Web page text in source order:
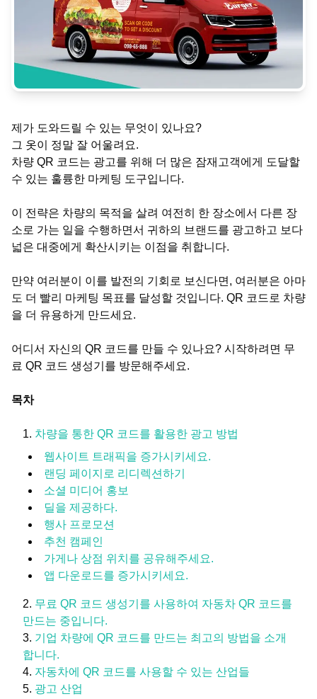
제가 도와드릴 수 있는 무엇이 있나요?
그 옷이 정말 잘 어울려요.
차량 QR 코드는 광고를 위해 더 많은 잠재고객에게 도달할
수 있는 훌륭한 마케팅 도구입니다.
이 전략은 차량의 목적을 살려 여전히 한 장소에서 다른 장
소로 가는 일을 수행하면서 귀하의 브랜드를 광고하고 보다
넓은 대중에게 확산시키는 이점을 취합니다.
만약 여러분이 이를 발전의 기회로 보신다면, 여러분은 아마
도 더 빨리 마케팅 목표를 달성할 것입니다. QR 코드로 차량
을 더 유용하게 만드세요.
어디서 자신의 QR 코드를 만들 수 있나요? 시작하려면 무
료 QR 코드 생성기를 방문해주세요.
목차
차량을 통한 QR 코드를 활용한 광고 방법
웹사이트 트래픽을 증가시키세요.
랜딩 페이지로 리디렉션하기
소셜 미디어 홍보
딜을 제공하다.
행사 프로모션
추천 캠페인
가게나 상점 위치를 공유해주세요.
앱 다운로드를 증가시키세요.
무료 QR 코드 생성기를 사용하여 자동차 QR 코드를
만드는 중입니다.
기업 차량에 QR 코드를 만드는 최고의 방법을 소개
합니다.
자동차에 QR 코드를 사용할 수 있는 산업들
광고 산업